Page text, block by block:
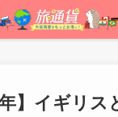
年】イギリ